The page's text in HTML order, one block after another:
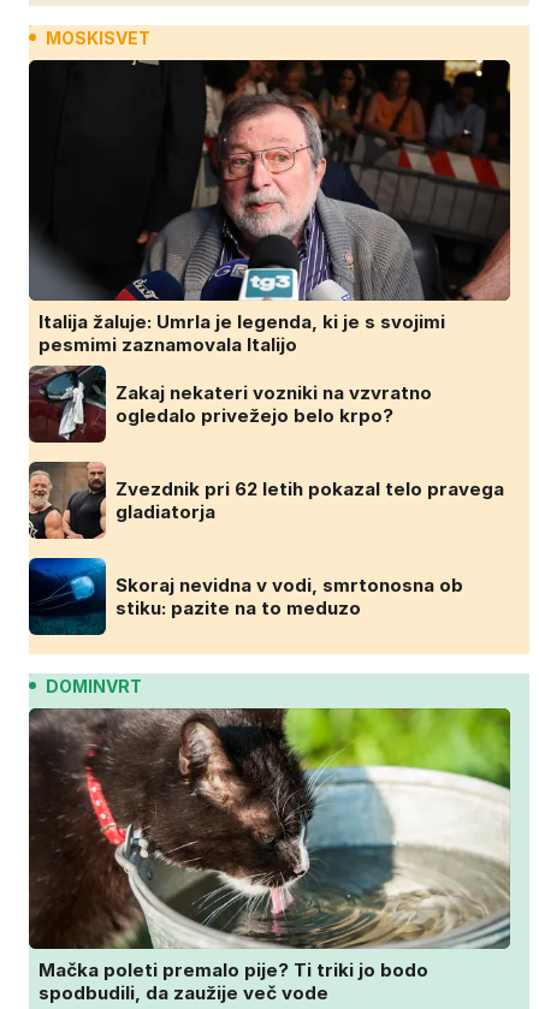
MOSKISVET
Italija žaluje: Umrla je legenda, ki je s svojimi
pesmimi zaznamovala Italijo
Zakaj nekateri vozniki na vzvratno
ogledalo privežejo belo krpo?
Zvezdnik pri 62 letih pokazal telo pravega
gladiatorja
Skoraj nevidna v vodi, smrtonosna ob
stiku: pazite na to meduzo
DOMINVRT
Mačka poleti premalo pije? Ti triki jo bodo
spodbudili, da zaužije več vode